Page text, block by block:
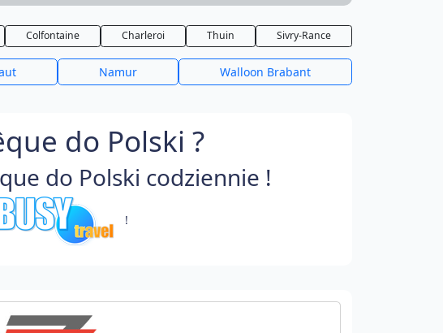
Colfontaine Charleroi Thuin Sivry-Rance
Namur Walloon Brabant
do Polski ?
do Polski codziennie !
!